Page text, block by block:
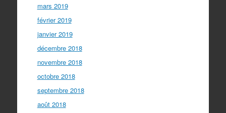
mars 2019
février 2019
janvier 2019
décembre 2018
novembre 2018
octobre 2018
septembre 2018
août 2018